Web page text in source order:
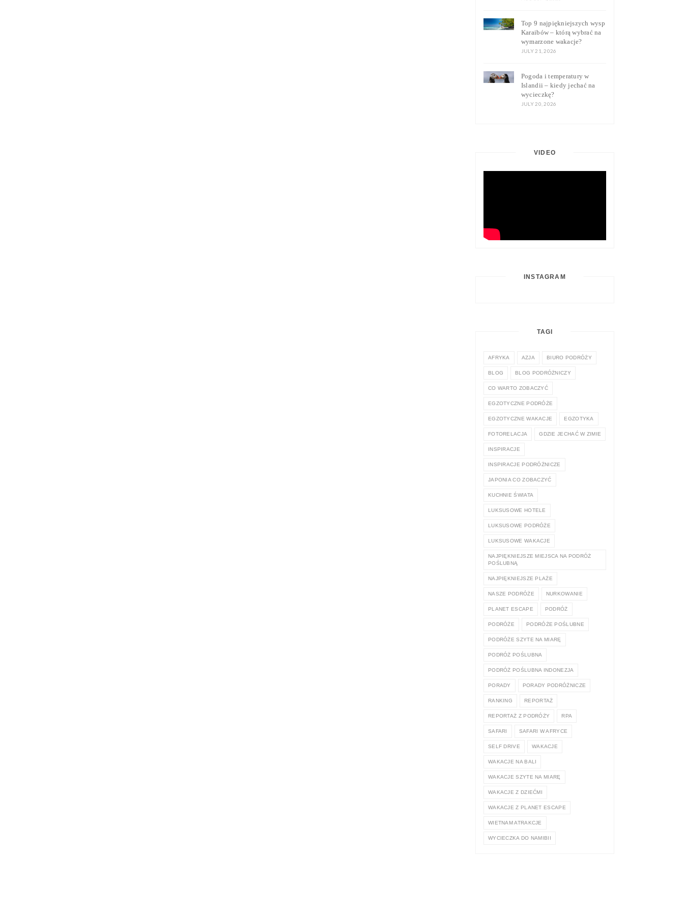
Top 9 najpiękniejszych wysp
Karaibów – którą wybrać na
wymarzone wakacje?
JULY 21, 2026
Pogoda i temperatury w
Islandii – kiedy jechać na
wycieczkę?
JULY 20, 2026
VIDEO
INSTAGRAM
TAGI
AFRYKA AZJA BIURO PODRÓŻY
BLOG BLOG PODRÓŻNICZY
CO WARTO ZOBACZYĆ
EGZOTYCZNE PODRÓŻE
EGZOTYCZNE WAKACJE EGZOTYKA
FOTORELACJA GDZIE JECHAĆ W ZIMIE
INSPIRACJE
INSPIRACJE PODRÓŻNICZE
JAPONIA CO ZOBACZYĆ
KUCHNIE ŚWIATA
LUKSUSOWE HOTELE
LUKSUSOWE PODRÓŻE
LUKSUSOWE WAKACJE
NAJPIĘKNIEJSZE MIEJSCA NA PODRÓŻ
POŚLUBNĄ
NAJPIĘKNIEJSZE PLAŻE
NASZE PODRÓŻE NURKOWANIE
PLANET ESCAPE PODRÓŻ
PODRÓŻE PODRÓŻE POŚLUBNE
PODRÓŻE SZYTE NA MIARĘ
PODRÓŻ POŚLUBNA
PODRÓŻ POŚLUBNA INDONEZJA
PORADY PORADY PODRÓŻNICZE
RANKING REPORTAŻ
REPORTAŻ Z PODRÓŻY RPA
SAFARI SAFARI W AFRYCE
SELF DRIVE WAKACJE
WAKACJE NA BALI
WAKACJE SZYTE NA MIARĘ
WAKACJE Z DZIEĆMI
WAKACJE Z PLANET ESCAPE
WIETNAM ATRAKCJE
WYCIECZKA DO NAMIBII